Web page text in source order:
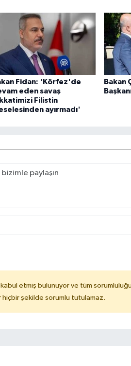
Fidan: 'Körfez'de
eden savaş
Filistin
ayırmadı'
Bakan
kabul etmiş bulunuyor ve tüm
hiçbir şekilde sorumlu tutulamaz.